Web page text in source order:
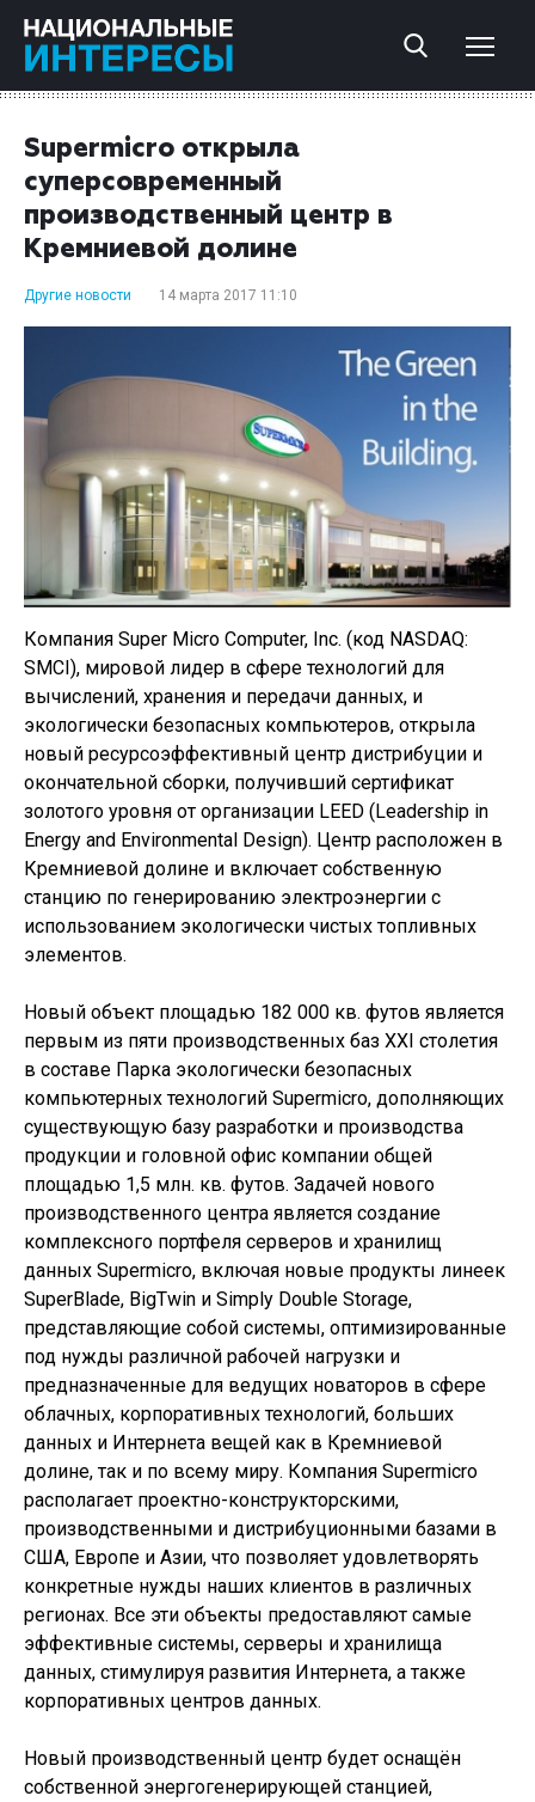
Supermicro открыла
суперсовременный
производственный центр в
Кремниевой долине
Другие новости 14 марта 2017 11:10
Компания Super Micro Computer, Inc. (код NASDAQ:
SMCI), мировой лидер в сфере технологий для
вычислений, хранения и передачи данных, и
экологически безопасных компьютеров, открыла
новый ресурсоэффективный центр дистрибуции и
окончательной сборки, получивший сертификат
золотого уровня от организации LEED (Leadership in
Energy and Environmental Design). Центр расположен в
Кремниевой долине и включает собственную
станцию по генерированию электроэнергии с
использованием экологически чистых топливных
элементов.
Новый объект площадью 182 000 кв. футов является
первым из пяти производственных баз XXI столетия
в составе Парка экологически безопасных
компьютерных технологий Supermicro, дополняющих
существующую базу разработки и производства
продукции и головной офис компании общей
площадью 1,5 млн. кв. футов. Задачей нового
производственного центра является создание
комплексного портфеля серверов и хранилищ
данных Supermicro, включая новые продукты линеек
SuperBlade, BigTwin и Simply Double Storage,
представляющие собой системы, оптимизированные
под нужды различной рабочей нагрузки и
предназначенные для ведущих новаторов в сфере
облачных, корпоративных технологий, больших
данных и Интернета вещей как в Кремниевой
долине, так и по всему миру. Компания Supermicro
располагает проектно-конструкторскими,
производственными и дистрибуционными базами в
США, Европе и Азии, что позволяет удовлетворять
конкретные нужды наших клиентов в различных
регионах. Все эти объекты предоставляют самые
эффективные системы, серверы и хранилища
данных, стимулируя развития Интернета, а также
корпоративных центров данных.
Новый производственный центр будет оснащён
собственной энергогенерирующей станцией,